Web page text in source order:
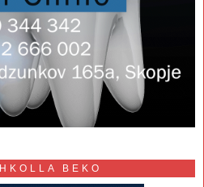
BEKO